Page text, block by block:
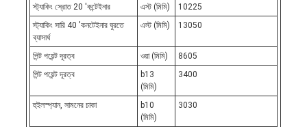
স্ট্যাকিং স্রোত 20 'কন্টেইনার
এস্ট (মিমি)
10225
স্ট্যাকিং সারি 40 'কনটেইনার ঘুরতে
ব্যাসার্ধ
এস্ট (মিমি) 13050
পিন্ট পয়েন্ট দূরত্ব ওয়া (মিমি)
8605
পিন্ট পয়েন্ট দূরত্ব
b13
(মিমি)
3400
হুইলস্প্যান, সামনের চাকা
b10
(মিমি)
3030